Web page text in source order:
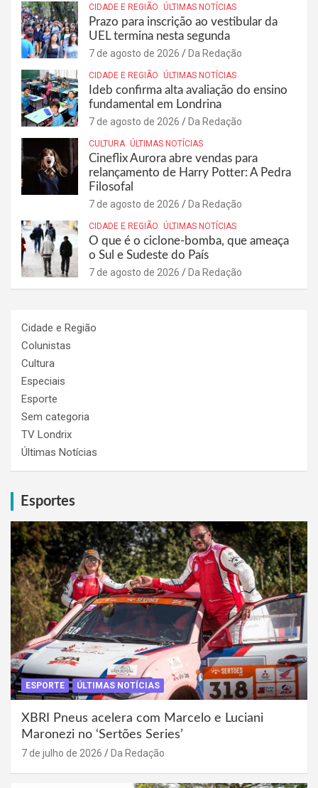
CIDADE E REGIÃO ÚLTIMAS NOTÍCIAS
Prazo para inscrição ao vestibular da
UEL termina nesta segunda
7 de agosto de 2026 Da Redação
CIDADE E REGIÃO ÚLTIMAS NOTÍCIAS
Ideb confirma alta avaliação do ensino
fundamental em Londrina
7 de agosto de 2026 Da Redação
CULTURA ÚLTIMAS NOTÍCIAS
Cineflix Aurora abre vendas para
relançamento de Harry Potter: A Pedra
Filosofal
7 de agosto de 2026 Da Redação
CIDADE E REGIÃO ÚLTIMAS NOTÍCIAS
O que é o ciclone-bomba, que ameaça
o Sul e Sudeste do País
7 de agosto de 2026 Da Redação
Cidade e Região
Colunistas
Cultura
Especiais
Esporte
Sem categoria
TV Londrix
Últimas Notícias
Esportes
ESPORTE ÚLTIMAS NOTÍCIAS
XBRI Pneus acelera com Marcelo e Luciani
Maronezi no ‘Sertões Series’
7 de julho de 2026 Da Redação